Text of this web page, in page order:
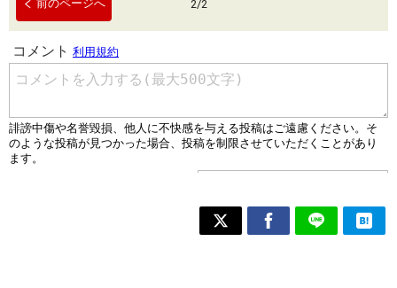
前のページへ 2/2